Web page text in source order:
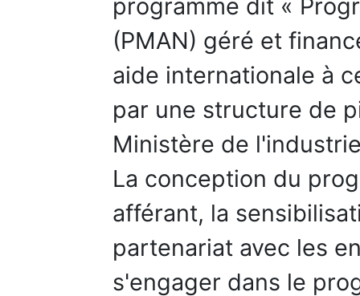
programme dit «
(PMAN) géré et
aide internationale à
par une structure de
Ministère de
La conception du
afférant, la
partenariat avec les
s'engager dans le